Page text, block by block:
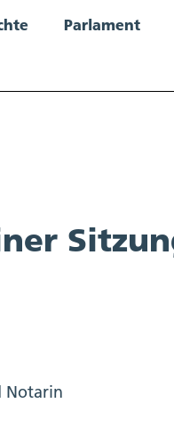
Parlament
Notarin